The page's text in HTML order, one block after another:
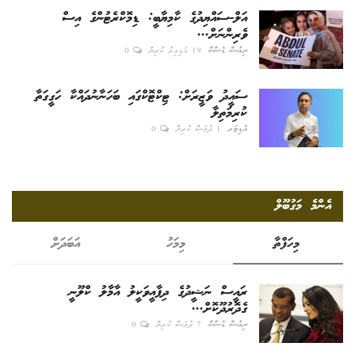
އަލް-ސައްޔިދުގެ ކާމިޔާބީ: ޑިމޮކްރެޓުންގެ އިސް
ވެރިންނަށް...
ނިއުސް ޑެސްކް 19 ގަޑިއިރު ކުރިން 0
ސައީދު ވަޒީރަށް: ޓިކްޓޮކްގައި ބަހަނާނުދައްކާ ހަގީގަތާ
ކުރިމަތިލާ
އެޑިޓަރ 1 ދުވަސް ކުރިން 0
އެންމެ މަގުބޫލް
މިހަފްތާ
މިމަހު އަބަދަށް
ރައީސް ނަޝީދުގެ ދިފާއީވަކީލު އާމާލު ކްލޫނީ
ގެދޮރުދޫކޮށް...
ނިއުސް ޑެސްކް 7 ދުވަސް ކުރިން 0